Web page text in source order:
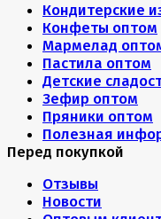
Кондитерские
Конфеты оптом
Мармелад
Пастила оптом
Детские
Зефир оптом
Пряники оптом
Полезная
Перед покупкой
Отзывы
Новости